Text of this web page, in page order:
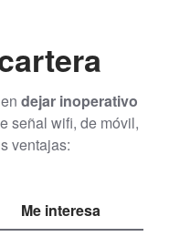
dejar inoperativo
señal wifi, de móvil,
ventajas:
Me interesa